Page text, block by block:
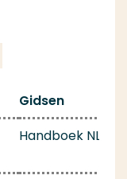
Gidsen
Handboek NL